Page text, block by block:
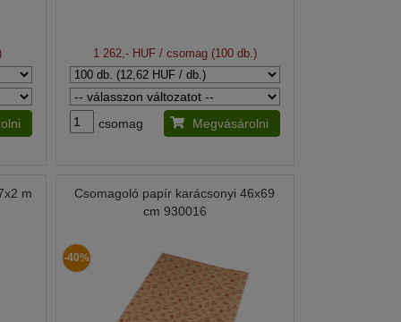
1 262,- HUF/ csomag (100 db.)
csomag Megvásárolni
m
Csomagoló papír karácsonyi 46x69
cm 930016
-40%